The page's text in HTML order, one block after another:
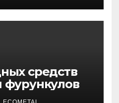
средств
фурункулов